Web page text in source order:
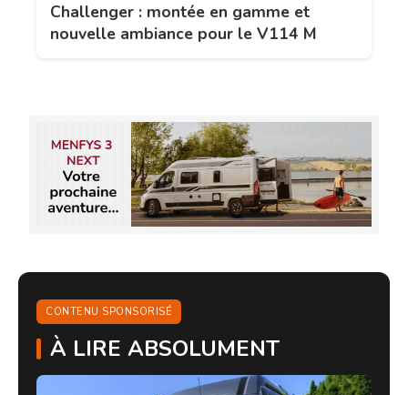
Challenger : montée en gamme et
nouvelle ambiance pour le V114 M
CONTENU SPONSORISÉ
À LIRE ABSOLUMENT